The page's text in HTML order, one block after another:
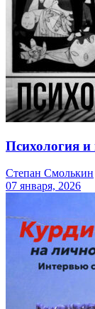
Психология и
Степан Смолькин
07 января, 2026